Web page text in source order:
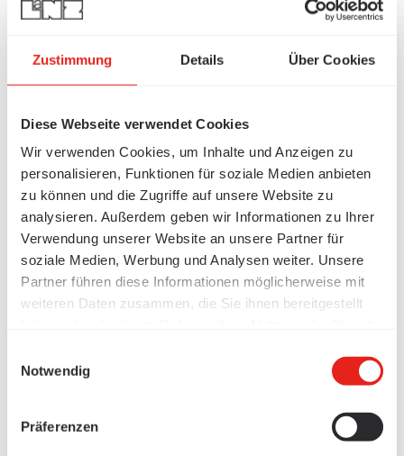
Zustimmung Details Über Cookies
Diese Webseite verwendet Cookies
Wir verwenden Cookies, um Inhalte und Anzeigen zu
personalisieren, Funktionen für soziale Medien anbieten
zu können und die Zugriffe auf unsere Website zu
analysieren. Außerdem geben wir Informationen zu Ihrer
Verwendung unserer Website an unsere Partner für
soziale Medien, Werbung und Analysen weiter. Unsere
Partner führen diese Informationen möglicherweise mit
weiteren Daten zusammen, die Sie ihnen bereitgestellt
Notwendig
Präferenzen